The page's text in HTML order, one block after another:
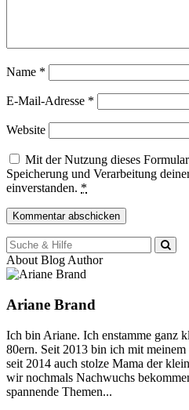
Name *
E-Mail-Adresse *
Website
Mit der Nutzung dieses
Speicherung und Verarbeitung
einverstanden. *
Suche
für:
About Blog Author
Ariane Brand
Ich bin Ariane. Ich enstamme ganz
80ern. Seit 2013 bin ich mit
seit 2014 auch stolze Mama der
wir nochmals Nachwuchs
spannende Themen...